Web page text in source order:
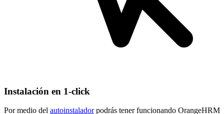
Instalación en 1-click
Por medio del autoinstaladorpodrás tener funcionando OrangeHRM